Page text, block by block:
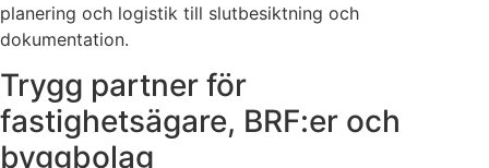
planering och logistik till slutbesiktning och
dokumentation.
Trygg partner för
fastighetsägare, BRF:er och
byggbolag